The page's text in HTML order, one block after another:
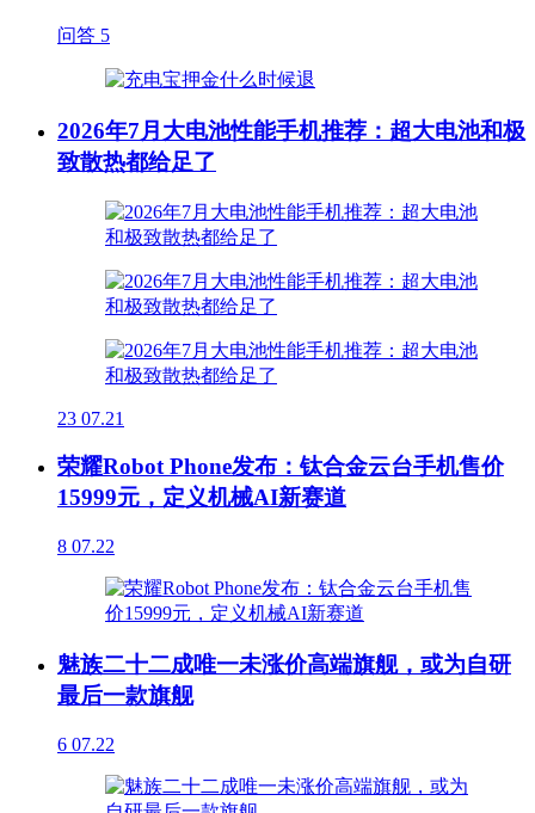
问答 5
2026年7月大电池性能手机推荐：超大电池和极
致散热都给足了
23 07.21
荣耀Robot Phone发布：钛合金云台手机售价
15999元，定义机械AI新赛道
8 07.22
魅族二十二成唯一未涨价高端旗舰，或为自研
最后一款旗舰
6 07.22